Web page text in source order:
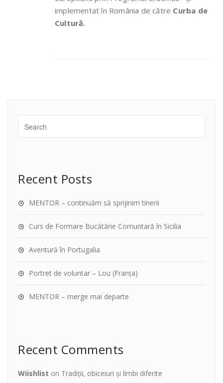
implementat în România de către Curba de
Cultură.
Recent Posts
MENTOR – continuăm să sprijinim tinerii
Curs de Formare Bucătărie Comuntară în Sicilia
Aventură în Portugalia
Portret de voluntar – Lou (Franța)
MENTOR – merge mai departe
Recent Comments
Wiishlist on Tradiții, obiceiuri și limbi diferite